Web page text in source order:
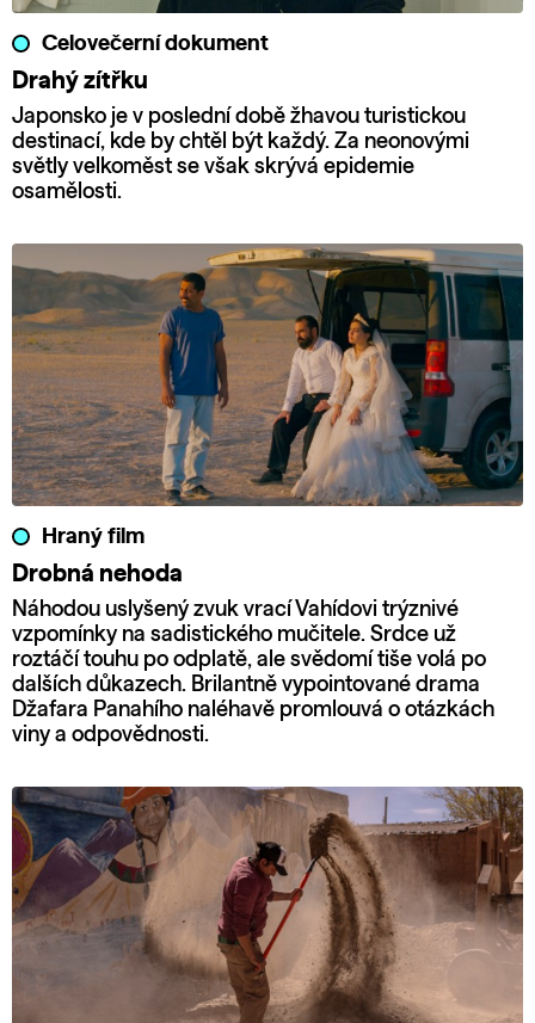
Celovečerní dokument
Drahý zítřku
Japonsko je v poslední době žhavou turistickou
destinací, kde by chtěl být každý. Za neonovými
světly velkoměst se však skrývá epidemie
osamělosti.
Hraný film
Drobná nehoda
Náhodou uslyšený zvuk vrací Vahídovi trýznivé
vzpomínky na sadistického mučitele. Srdce už
roztáčí touhu po odplatě, ale svědomí tiše volá po
dalších důkazech. Brilantně vypointované drama
Džafara Panahího naléhavě promlouvá o otázkách
viny a odpovědnosti.